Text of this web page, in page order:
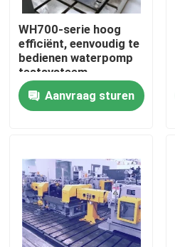
Thuis
Over Ons
Fabriekstour
WH700-serie hoog
efficiënt, eenvoudig te
bedienen waterpomp
testsysteem
Aanvraag sturen